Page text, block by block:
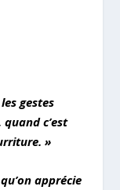
gestes
c’est
»
apprécie